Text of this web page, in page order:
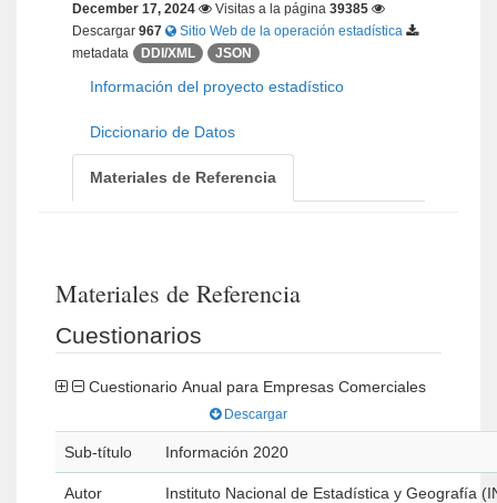
December 17, 2024
Visitas a la página 39385
Descargar 967
Sitio Web de la operación estadística
metadata
DDI/XML JSON
Información del proyecto estadístico
Diccionario de Datos
Materiales de Referencia
Materiales de Referencia
Cuestionarios
Cuestionario Anual para Empresas Comerciales
Descargar
Sub-título Información 2020
Autor Instituto Nacional de Estadística y Geografía